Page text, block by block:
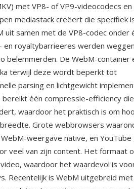
met VP8- of VP9-videocodecs
mediastack creëert die specifiek
uit samen met de VP8-codec onder
en royaltybarrieeres werden
belemmerden. De WebM-container
terwijl deze wordt beperkt tot
parsing en lichtgewicht
één compressie-efficiency
waardoor het praktisch is om
Grote webbrowsers
weergave native, en YouTube
veel van zijn content. Het formaat
waardoor het waardevol is
Recentelijk is WebM uitgebreid